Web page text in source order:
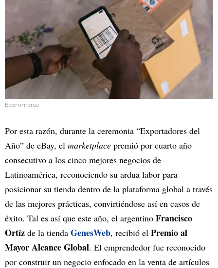
Ecommerce
Por esta razón, durante la ceremonia “Exportadores del
Año” de eBay, el marketplace premió por cuarto año
consecutivo a los cinco mejores negocios de
Latinoamérica, reconociendo su ardua labor para
posicionar su tienda dentro de la plataforma global a través
de las mejores prácticas, convirtiéndose así en casos de
éxito. Tal es así que este año, el argentino Francisco
Ortíz de la tienda GenesWeb, recibió el Premio al
Mayor Alcance Global. El emprendedor fue reconocido
por construir un negocio enfocado en la venta de artículos